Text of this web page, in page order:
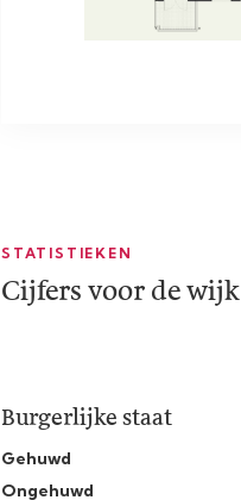
STATISTIEKEN
Cijfers voor de wijk
Burgerlijke staat
Gehuwd
Ongehuwd